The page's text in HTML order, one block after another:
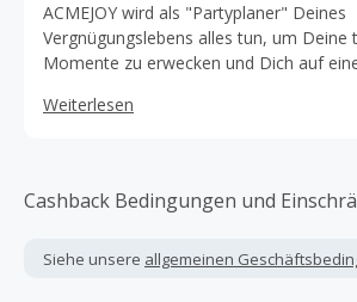
ACMEJOY wird als "Partyplaner" Deines
Vergnügungslebens alles tun, um Deine
Momente zu erwecken und Dich auf
Weiterlesen
Cashback Bedingungen und
Siehe unsere allgemeinen